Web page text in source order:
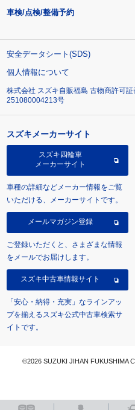
車検/点検/整備予約
安全データシート(SDS)
個人情報について
株式会社 スズキ自販福島 古物商許可
251080004213号
スズキメーカーサイト
スズキ四輪車
メーカーサイト
車種の詳細などメーカー情報をご覧
いただける、メーカーサイトです。
メールマガジン登録
ご登録いただくと、さまざまな情報
をメールでお届けします。
スズキ中古車情報サイト
「安心・納得・充実」なラインアッ
プを揃えるスズキ公式中古車検索サ
イトです。
©2026 SUZUKI JIHAN FUKUSHIMA